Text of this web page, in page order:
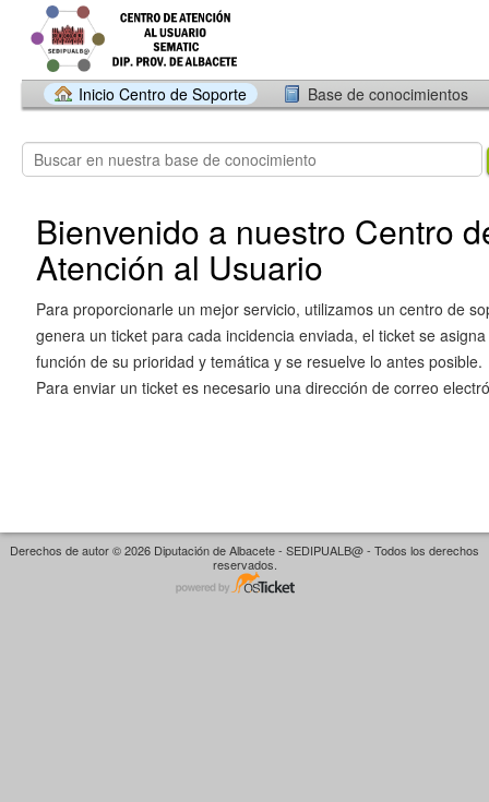
Inicio Centro de Soporte Base de conocimientos
Bienvenido a nuestro Centro
Atención al Usuario
Para proporcionarle un mejor servicio, utilizamos un centro de
genera un ticket para cada incidencia enviada, el ticket se
función de su prioridad y temática y se resuelve lo antes posible.
Para enviar un ticket es necesario una dirección de correo
Derechos de autor © 2026 Diputación de Albacete - SEDIPUALB@ - Todos los derechos
reservados.